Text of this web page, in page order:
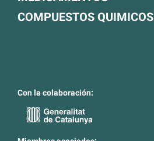
COMPUESTOS QUIMICOS
Con la colaboración: